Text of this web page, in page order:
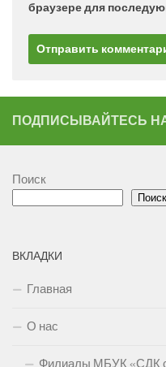
браузере для
ПОДПИСЫВАЙТЕСЬ
Поиск
Поиск
ВКЛАДКИ
Главная
О нас